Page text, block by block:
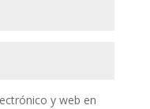
y web en